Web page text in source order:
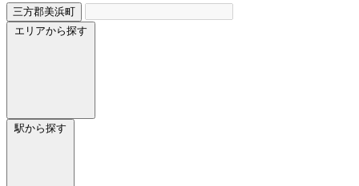
三方郡美浜町
エリアから探す
駅から探す